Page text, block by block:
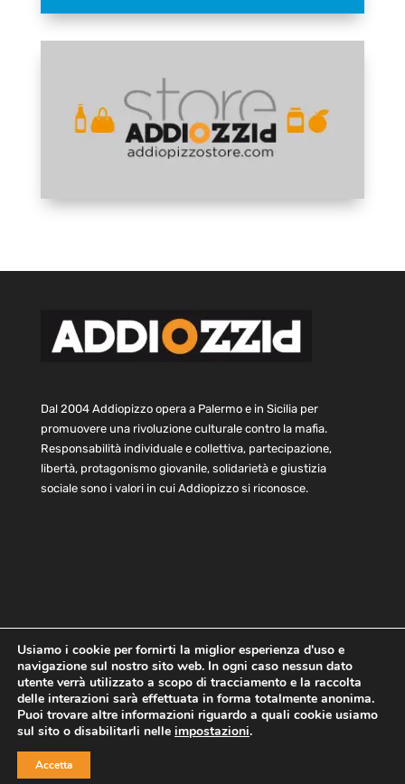
Dal 2004 Addiopizzo opera a Palermo e in Sicilia per
promuovere una rivoluzione culturale contro la mafia.
Responsabilità individuale e collettiva, partecipazione,
libertà, protagonismo giovanile, solidarietà e giustizia
sociale sono i valori in cui Addiopizzo si riconosce.
Home Statuto e bilancio
Contatti
Privacy
Cookie Child Protection Policy
Copyright © 2021 AddioPizzo | Tutti i diritti riservati | Sede
Usiamo i cookie per fornirti la miglior esperienza d'uso e
navigazione sul nostro sito web. In ogni caso nessun dato
utente verrà utilizzato a scopo di tracciamento e la raccolta
delle interazioni sarà effettuata in forma totalmente anonima.
Puoi trovare altre informazioni riguardo a quali cookie usiamo
sul sito o disabilitarli nelle impostazioni.
Accetta